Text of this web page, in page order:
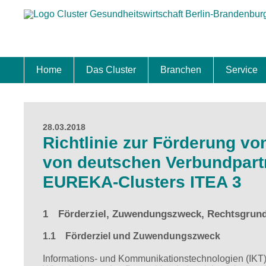
Home Das Cluster Branchen Service
28.03.2018
Richtlinie zur Förderung
von deutschen
EUREKA-Clusters ITEA 3
1 Förderziel, Zuwendungszweck,
1.1 Förderziel und Zuwendungszweck
Informations- und Kommunikationstechnologien